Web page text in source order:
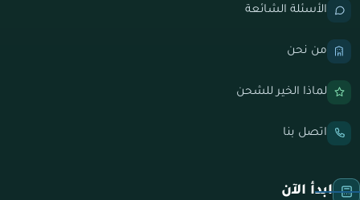
الأسئلة الشائعة
من نحن
لماذا الخير للشحن
اتصل بنا
ابدأ الآن